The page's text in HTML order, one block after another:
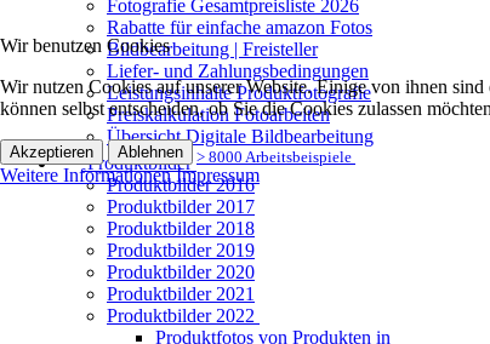
Fotografie Gesamtpreisliste 2026
Rabatte für einfache amazon Fotos
Bildbearbeitung | Freisteller
Liefer- und Zahlungsbedingungen
Leistungsinhalte Produktfotografie
Preiskalkulation Fotoarbeiten
Übersicht Digitale Bildbearbeitung
Produktbilder > 8000 Arbeitsbeispiele
Produktbilder 2016
Produktbilder 2017
Produktbilder 2018
Produktbilder 2019
Produktbilder 2020
Produktbilder 2021
Produktbilder 2022
Produktfotos von Produkten in
Wir benutzen Cookies
Wir nutzen Cookies auf unserer Website. Einige von ihnen
können selbst entscheiden, ob Sie die Cookies zulassen
Akzeptieren Ablehnen
Weitere Informationen Impressum